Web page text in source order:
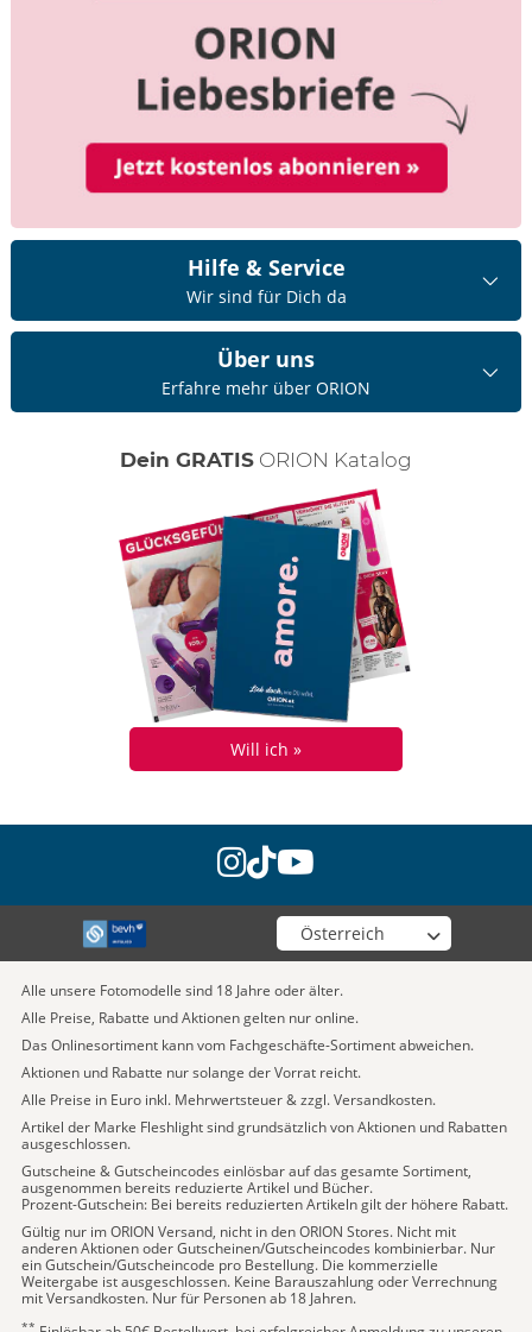
Hilfe & Service
Wir sind für Dich da
Über uns
Erfahre mehr über ORION
Dein GRATIS ORION Katalog
Will ich »
instagram
tiktok
youtube
Wähle deinen Shop
Alle unsere Fotomodelle sind 18 Jahre oder älter.
Alle Preise, Rabatte und Aktionen gelten nur online.
Das Onlinesortiment kann vom Fachgeschäfte-Sortiment abweichen.
Aktionen und Rabatte nur solange der Vorrat reicht.
Alle Preise in Euro inkl. Mehrwertsteuer & zzgl. Versandkosten.
Artikel der Marke Fleshlight sind grundsätzlich von Aktionen und Rabatten
ausgeschlossen.
Gutscheine & Gutscheincodes einlösbar auf das gesamte Sortiment,
ausgenommen bereits reduzierte Artikel und Bücher.
Prozent-Gutschein: Bei bereits reduzierten Artikeln gilt der höhere Rabatt.
Gültig nur im ORION Versand, nicht in den ORION Stores. Nicht mit
anderen Aktionen oder Gutscheinen/Gutscheincodes kombinierbar. Nur
ein Gutschein/Gutscheincode pro Bestellung. Die kommerzielle
Weitergabe ist ausgeschlossen. Keine Barauszahlung oder Verrechnung
mit Versandkosten. Nur für Personen ab 18 Jahren.
**